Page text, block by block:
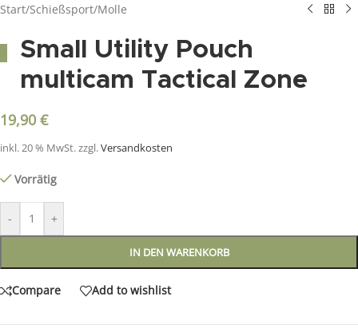
Start/Schießsport/Molle
Small Utility Pouch
multicam Tactical Zone
19,90 €
inkl. 20 % MwSt.zzgl.Versandkosten
Vorrätig
- +
IN DEN WARENKORB
Compare Add to wishlist